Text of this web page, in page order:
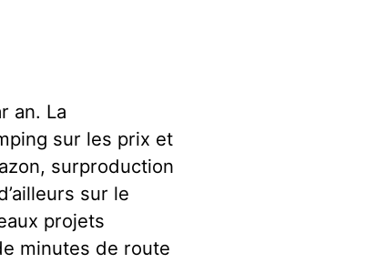
an. La
sur les prix et
surproduction
sur le
projets
minutes de route